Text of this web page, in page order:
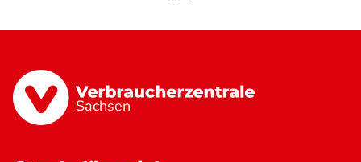
Sachsen